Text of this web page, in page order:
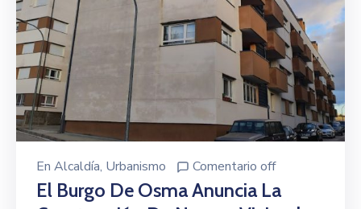
En Alcaldía‚ Urbanismo Comentario off
El Burgo De Osma Anuncia La